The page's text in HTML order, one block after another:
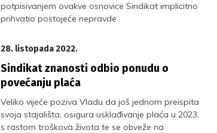
potpisivanjem ovakve osnovice Sindikat implicitno
prihvatio postojeće nepravde
28. listopada 2022.
Sindikat znanosti odbio ponudu o
povećanju plaća
Veliko vijeće poziva Vladu da još jednom preispita
svoja stajališta, osigura usklađivanje plaća u 2023.
s rastom troškova života te se obveže na